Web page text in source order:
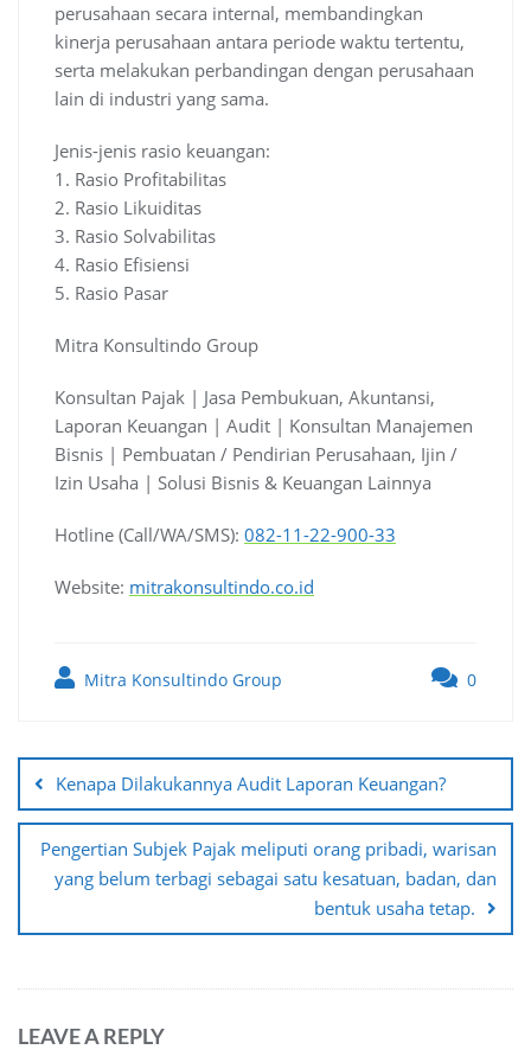
perusahaan secara internal, membandingkan
kinerja perusahaan antara periode waktu tertentu,
serta melakukan perbandingan dengan perusahaan
lain di industri yang sama.
Jenis-jenis rasio keuangan:
1. Rasio Profitabilitas
2. Rasio Likuiditas
3. Rasio Solvabilitas
4. Rasio Efisiensi
5. Rasio Pasar
Mitra Konsultindo Group
Konsultan Pajak | Jasa Pembukuan, Akuntansi,
Laporan Keuangan | Audit | Konsultan Manajemen
Bisnis | Pembuatan / Pendirian Perusahaan, Ijin /
Izin Usaha | Solusi Bisnis & Keuangan Lainnya
Hotline (Call/WA/SMS): 082-11-22-900-33
Website: mitrakonsultindo.co.id
Mitra Konsultindo Group 0
navigation
Kenapa Dilakukannya Audit Laporan Keuangan?
Pengertian Subjek Pajak meliputi orang pribadi, warisan
yang belum terbagi sebagai satu kesatuan, badan, dan
bentuk usaha tetap.
LEAVE A REPLY